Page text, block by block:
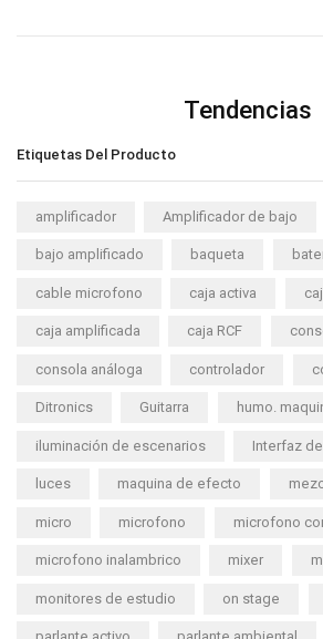
Tendencias
Etiquetas Del Producto
amplificador Amplificador de bajo
bajo amplificado baqueta
cable microfono caja activa
caja amplificada caja RCF
consola análoga controlador
Ditronics Guitarra humo.
iluminación de escenarios Interfaz
luces maquina de efecto
micro microfono microfono
microfono inalambrico mixer
monitores de estudio on stage